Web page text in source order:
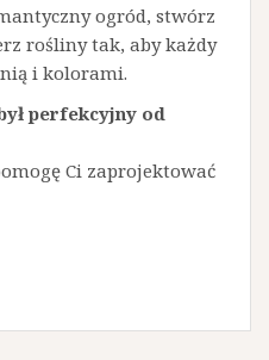
ogród, stwórz
rośliny tak, aby każdy
i kolorami.
perfekcyjny od
Ci zaprojektować